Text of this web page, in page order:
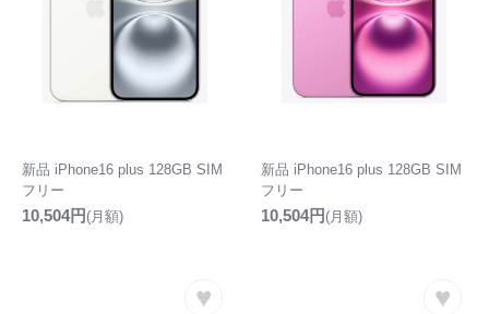
新品 iPhone16 plus 128GB SIM
フリー
10,504円(月額)
新品 iPhone16 plus 128GB SIM
フリー
10,504円(月額)
♥ ♥